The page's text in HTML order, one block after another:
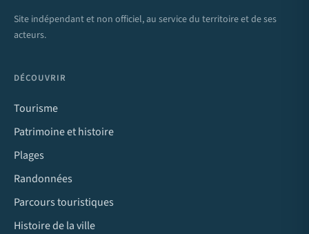
Site indépendant et non officiel, au service du territoire et de ses
acteurs.
DÉCOUVRIR
Tourisme
Patrimoine et histoire
Plages
Randonnées
Parcours touristiques
Histoire de la ville